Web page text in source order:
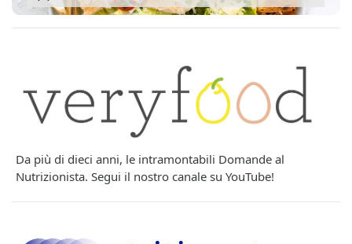
Da più di dieci anni, le intramontabili Domande al
Nutrizionista. Segui il nostro canale su YouTube!